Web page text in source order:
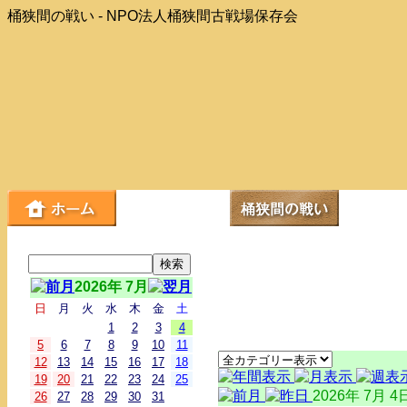
桶狭間の戦い - NPO法人桶狭間古戦場保存会
2026年 7月
日 月 火 水 木 金
土
1
2 3
4
5
6 7 8 9 10
11
12
13 14 15 16 17
18
19
20 21 22 23 24
25
26
27 28 29 30 31 2026年 7月 4